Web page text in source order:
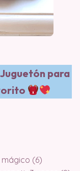
para
(6)